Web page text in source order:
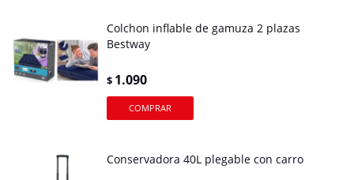
Colchon inflable de gamuza 2 plazas
Bestway
$ 1.090
Conservadora 40L plegable con carro